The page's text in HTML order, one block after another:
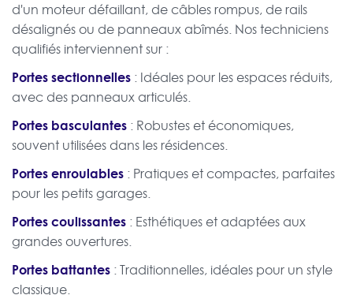
d'un moteur défaillant, de câbles rompus, de rails
désalignés ou de panneaux abîmés. Nos techniciens
qualifiés interviennent sur :
Portes sectionnelles : Idéales pour les espaces réduits,
avec des panneaux articulés.
Portes basculantes : Robustes et économiques,
souvent utilisées dans les résidences.
Portes enroulables : Pratiques et compactes, parfaites
pour les petits garages.
Portes coulissantes : Esthétiques et adaptées aux
grandes ouvertures.
Portes battantes : Traditionnelles, idéales pour un style
classique.